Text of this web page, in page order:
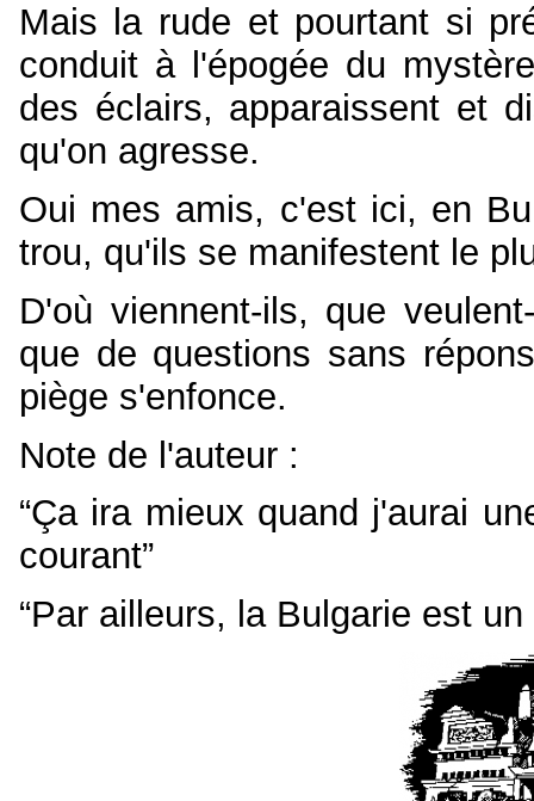
Mais la rude et pourtant si
conduit à l'épogée du
des éclairs, apparaissent et
qu'on agresse.
Oui mes amis, c'est ici, en
trou, qu'ils se manifestent le
D'où viennent-ils, que
que de questions sans
piège s'enfonce.
Note de l'auteur :
“Ça ira mieux quand j'aurai
courant”
“Par ailleurs, la Bulgarie est